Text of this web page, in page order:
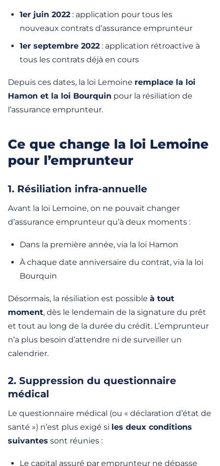
1er juin 2022 : application pour tous les
nouveaux contrats d’assurance emprunteur
1er septembre 2022 : application rétroactive à
tous les contrats déjà en cours
Depuis ces dates, la loi Lemoine remplace la loi
Hamon et la loi Bourquin pour la résiliation de
l’assurance emprunteur.
Ce que change la loi Lemoine
pour l’emprunteur
1. Résiliation infra-annuelle
Avant la loi Lemoine, on ne pouvait changer
d’assurance emprunteur qu’à deux moments :
Dans la première année, via la loi Hamon
À chaque date anniversaire du contrat, via la loi
Bourquin
Désormais, la résiliation est possible à tout
moment, dès le lendemain de la signature du prêt
et tout au long de la durée du crédit. L’emprunteur
n’a plus besoin d’attendre ni de surveiller un
calendrier.
2. Suppression du questionnaire
médical
Le questionnaire médical (ou « déclaration d’état de
santé ») n’est plus exigé si les deux conditions
suivantes sont réunies :
Le capital assuré par emprunteur ne dépasse